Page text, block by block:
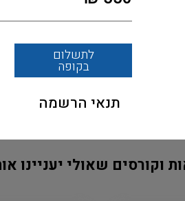
לתשלום
בקופה
תנאי הרשמה
וקורסים שאולי יעניינו